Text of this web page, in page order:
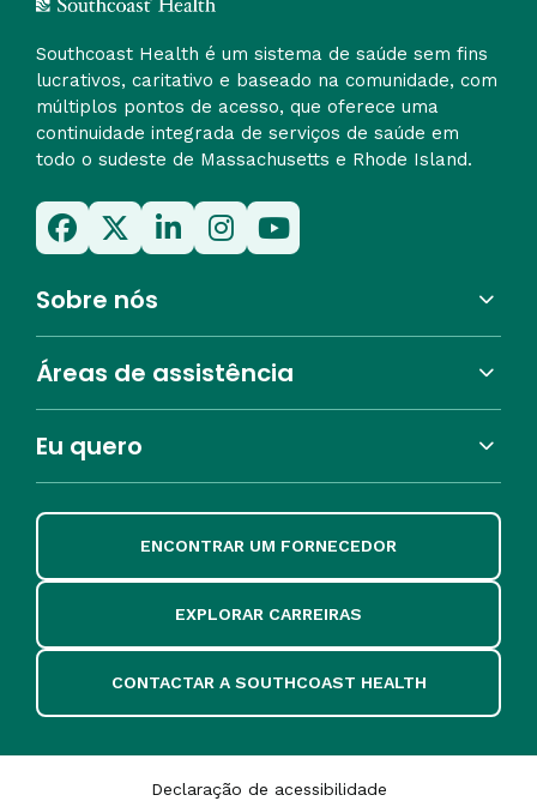
Southcoast Health é um sistema de saúde sem fins
lucrativos, caritativo e baseado na comunidade, com
múltiplos pontos de acesso, que oferece uma
continuidade integrada de serviços de saúde em
todo o sudeste de Massachusetts e Rhode Island.
Sobre nós
Áreas de assistência
Eu quero
ENCONTRAR UM FORNECEDOR
EXPLORAR CARREIRAS
CONTACTAR A SOUTHCOAST HEALTH
Declaração de acessibilidade